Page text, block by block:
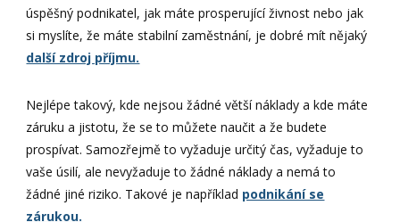
úspěšný podnikatel, jak máte prosperující živnost nebo jak
si myslíte, že máte stabilní zaměstnání, je dobré mít nějaký
další zdroj příjmu.
Nejlépe takový, kde nejsou žádné větší náklady a kde máte
záruku a jistotu, že se to můžete naučit a že budete
prospívat. Samozřejmě to vyžaduje určitý čas, vyžaduje to
vaše úsilí, ale nevyžaduje to žádné náklady a nemá to
žádné jiné riziko. Takové je například podnikání se
zárukou.